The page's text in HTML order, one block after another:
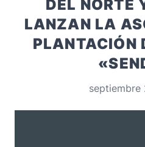
DEL NORTE
LANZAN LA
PLANTACIÓN
septiembre